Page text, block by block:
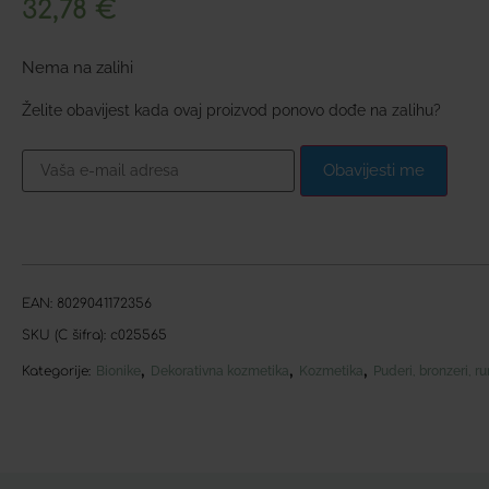
32,78 €
Nema na zalihi
Želite obavijest kada ovaj proizvod ponovo dođe na zalihu?
Obavijesti me
EAN: 8029041172356
SKU (C šifra): c025565
Kategorije: Bionike, Dekorativna kozmetika, Kozmetika, Puderi, bronzeri,